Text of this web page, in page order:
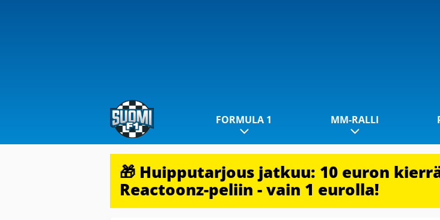
FORMULA 1 MM-RALLI
🎁 Huipputarjous jatkuu: 10 euron
Reactoonz-peliin - vain 1 eurolla!